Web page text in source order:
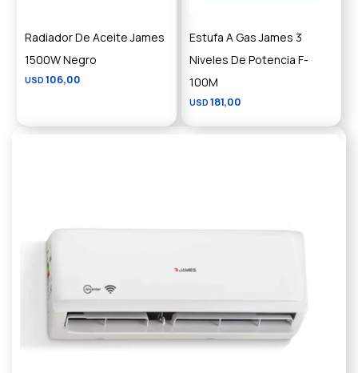
Radiador De Aceite James
1500W Negro
USD 106,00
Estufa A Gas James 3
Niveles De Potencia F-
100M
USD 181,00